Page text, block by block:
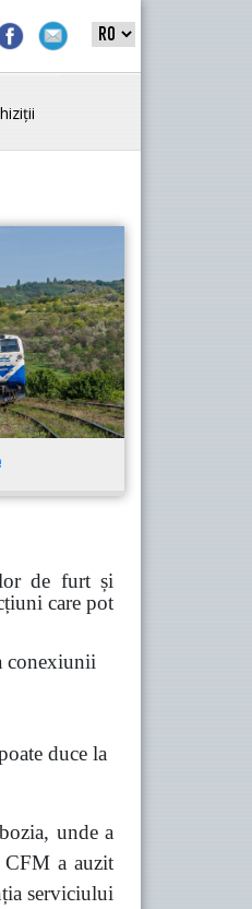
de furt și
care pot
conexiunii
duce la
unde a
CFM a auzit
serviciului